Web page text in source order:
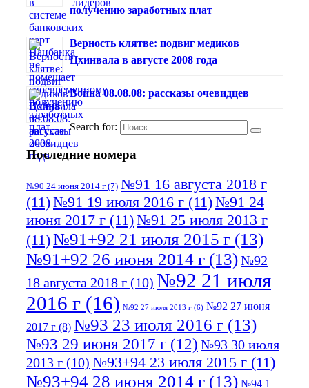
получению заработных плат
Верность клятве: подвиг медиков
Цхинвала в августе 2008 года
Война 08.08.08: рассказы очевидцев
Search for:
Последние номера
№90 24 июня 2014 г (7) №91 16 августа 2018 г
(11)№91 19 июля 2016 г (11)№91 24
июня 2017 г (11)№91 25 июля 2013 г
(11)№91+92 21 июля 2015 г (13)
№91+92 26 июня 2014 г (13)№92
18 августа 2018 г (10) №92 21 июля
2016 г (16) №92 27 июля 2013 г (6) №92 27 июня
2017 г (8) №93 23 июля 2016 г (13)
№93 29 июня 2017 г (12) №93 30 июля
2013 г (10) №93+94 23 июля 2015 г (11)
№93+94 28 июня 2014 г (13) №94 1